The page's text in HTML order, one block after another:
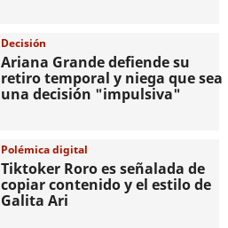
Decisión
Ariana Grande defiende su
retiro temporal y niega que sea
una decisión "impulsiva"
Polémica digital
Tiktoker Roro es señalada de
copiar contenido y el estilo de
Galita Ari